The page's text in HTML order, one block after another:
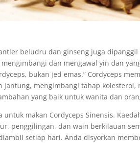
beludru dan ginseng juga
dan mengawal yin dan
bukan jed emas.” Cordyceps
jantung, mengimbangi tahap
yang baik untuk wanita dan
untuk makan Cordyceps Sinensis.
penggilingan, dan wain berkilauan
setiap hari. Anda disyorkan